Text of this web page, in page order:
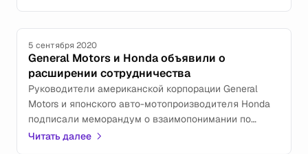
5 сентября 2020
General Motors и Honda объявили о
расширении сотрудничества
Руководители американской корпорации General
Motors и японского авто-мотопроизводителя Honda
подписали меморандум о взаимопонимании по
созданию автомобильного альянса в США.
Читать далее